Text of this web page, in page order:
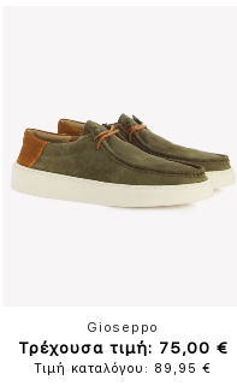
Gioseppo
Τρέχουσα τιμή: 75,00 €
Τιμή καταλόγου: 89,95 €